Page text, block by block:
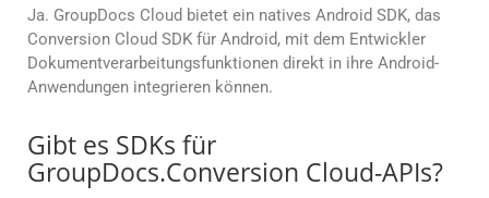
Ja. GroupDocs Cloud bietet ein natives Android SDK, das
Conversion Cloud SDK für Android, mit dem Entwickler
Dokumentverarbeitungsfunktionen direkt in ihre Android-
Anwendungen integrieren können.
Gibt es SDKs für
GroupDocs.Conversion Cloud-APIs?